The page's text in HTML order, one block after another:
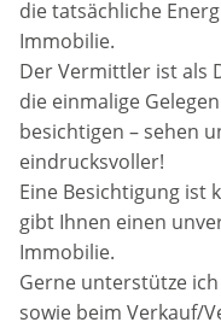
die tatsächliche
Immobilie.
Der Vermittler ist als
die einmalige
besichtigen – sehen
eindrucksvoller!
Eine Besichtigung ist
gibt Ihnen einen
Immobilie.
Gerne unterstütze
sowie beim Verkauf/